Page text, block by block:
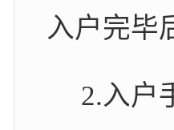
入户完毕
2.入户